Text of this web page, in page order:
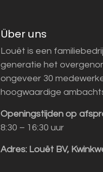
Über uns
Louët is een
generatie het
ongeveer 30
hoogwaardige
Openingstijden op
8:30 – 16:30 uur
Adres: Louët BV,